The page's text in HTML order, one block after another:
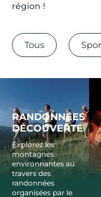
région !
Tous
RANDONNÉES
DÉCOUVERTE
Explorez les
montagnes
environnantes au
travers des
randonnées
organisées par le